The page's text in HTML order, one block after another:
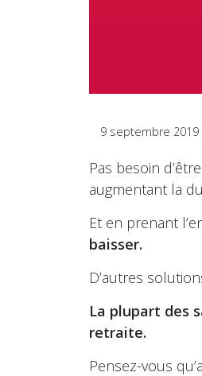
9 septembre 2019
Pas besoin
augmentant la
Et en prenant
baisser.
D’autres
La plupart des
retraite.
Pensez-vous